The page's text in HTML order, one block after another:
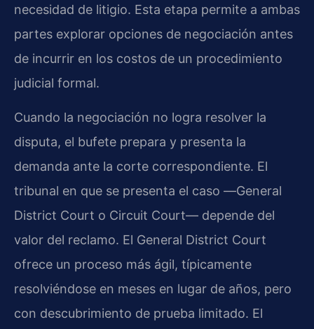
necesidad de litigio. Esta etapa permite a ambas
partes explorar opciones de negociación antes
de incurrir en los costos de un procedimiento
judicial formal.
Cuando la negociación no logra resolver la
disputa, el bufete prepara y presenta la
demanda ante la corte correspondiente. El
tribunal en que se presenta el caso —General
District Court o Circuit Court— depende del
valor del reclamo. El General District Court
ofrece un proceso más ágil, típicamente
resolviéndose en meses en lugar de años, pero
con descubrimiento de prueba limitado. El